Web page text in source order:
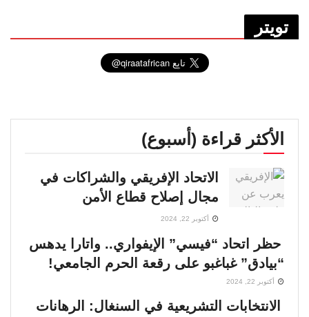
تويتر
الأكثر قراءة (أسبوع)
الاتحاد الإفريقي والشراكات في
مجال إصلاح قطاع الأمن
أكتوبر 22, 2024
حظر اتحاد “فيسي” الإيفواري.. واتارا يدهس
“بيادق” غباغبو على رقعة الحرم الجامعي!
أكتوبر 22, 2024
الانتخابات التشريعية في السنغال: الرهانات